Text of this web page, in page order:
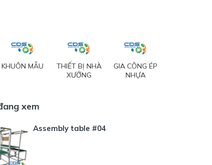
KHUÔN MẪU
THIẾT BỊ NHÀ
XƯỞNG
GIA CÔNG ÉP
NHỰA
xem
Assembly table #04